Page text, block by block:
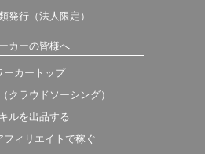
発行（法人限定）
カーの皆様へ
ーカートップ
クラウドソーシング）
ルを出品する
フィリエイトで稼ぐ